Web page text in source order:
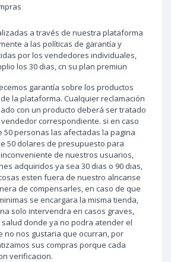
a través de nuestra plataforma
a las políticas de garantía y
por los vendedores individuales,
los 30 dias, cn su plan premiun
garantía sobre los productos
la plataforma. Cualquier reclamación
con un producto deberá ser tratado
correspondiente. si en caso
50 personas las afectadas la pagina
50 dolares de presupuesto para
de nuestros usuarios,
adquiridos ya sea 30 dias o 90 dias,
esten fuera de nuestro alncanse
de compensarles, en caso de que
se encargara la misma tienda,
solo intervendra en casos graves,
donde ya no podra atender el
no nos gustaria que ocurran, por
sus compras porque cada
verificacion.